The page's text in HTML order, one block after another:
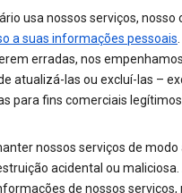
usa nossos serviços, nosso
a suas informações pessoais
erradas, nos
atualizá-las ou excluí-las –
para fins comerciais
nossos serviços de
acidental ou maliciosa.
de nossos serviços,